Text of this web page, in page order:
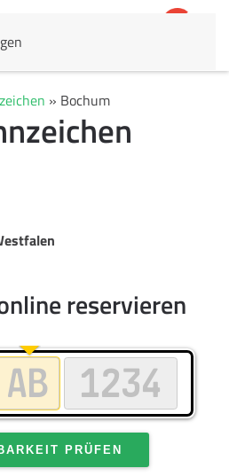
» Bochum
reservieren
PRÜFEN